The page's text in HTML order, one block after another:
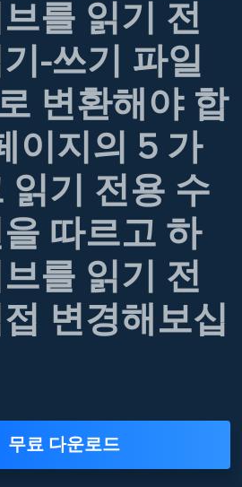
를 읽기 전
-쓰기 파일
변환해야 합
이지의 5 가
읽기 전용 수
따르고 하
를 읽기 전
변경해보십
무료 다운로드